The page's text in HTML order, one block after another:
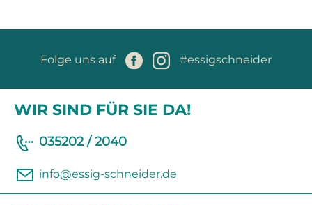
Folge uns auf #essigschneider
WIR SIND FÜR SIE DA!
035202 / 2040
info@essig-schneider.de